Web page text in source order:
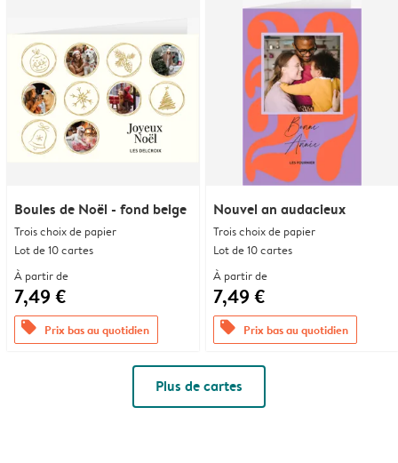
Boules de Noël - fond beige
Trois choix de papier
Lot de 10 cartes
À partir de
7,49 €
offers Prix bas au quotidien
Nouvel an audacieux
Trois choix de papier
Lot de 10 cartes
À partir de
7,49 €
offers Prix bas au quotidien
Plus de cartes